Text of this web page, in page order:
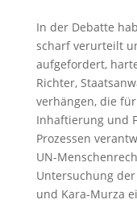
In der Debatte
scharf verurteilt
aufgefordert,
Richter,
verhängen, die
Inhaftierung und
Prozessen
UN-
Untersuchung
und Kara-Murza